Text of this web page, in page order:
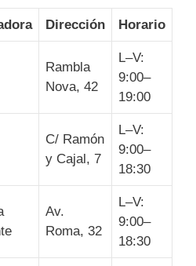
Dirección Horario
Rambla
Nova, 42
L–V:
9:00–
19:00
C/ Ramón
y Cajal, 7
L–V:
9:00–
18:30
Av.
Roma, 32
L–V:
9:00–
18:30